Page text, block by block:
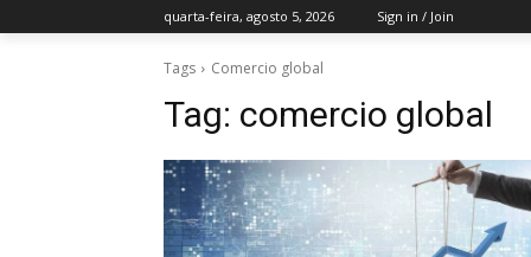
quarta-feira, agosto 5, 2026 Sign in / Join
Tags Comercio global
Tag: comercio global